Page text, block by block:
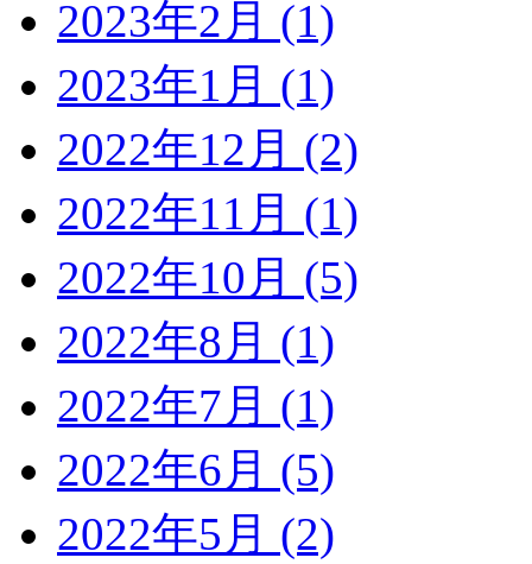
2023年2月 (1)
2023年1月 (1)
2022年12月 (2)
2022年11月 (1)
2022年10月 (5)
2022年8月 (1)
2022年7月 (1)
2022年6月 (5)
2022年5月 (2)